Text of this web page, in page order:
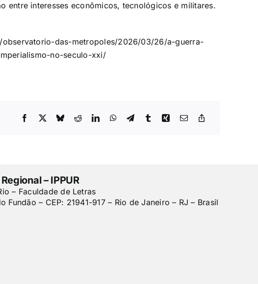
entre interesses econômicos, tecnológicos e militares.
das-metropoles/2026/03/26/a-guerra-
no-seculo-xxi/
– IPPUR
– Faculdade de Letras
– CEP: 21941-917 – Rio de Janeiro – RJ – Brasil